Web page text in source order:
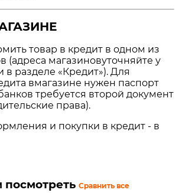
товар в кредит в одном из
(адреса магазиновуточняйте у
разделе «Кредит»). Для
вмагазине нужен паспорт
требуется второй документ
права).
и покупки в кредит - в
Сравнить все